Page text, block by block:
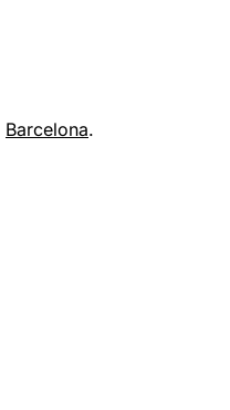
Barcelona.